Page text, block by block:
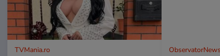
TVMania.ro